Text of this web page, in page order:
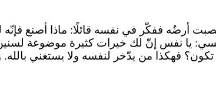
أرضُه ففكّر في نفسه قائلًا: ماذا أصنع
يا نفس إنّ لك خيرات كثيرة موضوعة
فهكذا من يدّخر لنفسه ولا يستغني